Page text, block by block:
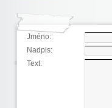
Jméno:
Nadpis:
Text: